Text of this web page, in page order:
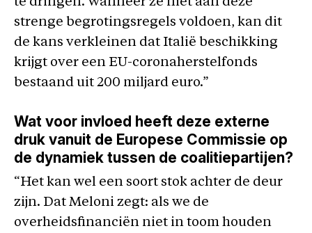
strenge begrotingsregels voldoen, kan dit
de kans verkleinen dat Italië beschikking
krijgt over een EU-coronaherstelfonds
bestaand uit 200 miljard euro.”
Wat voor invloed heeft deze externe
druk vanuit de Europese Commissie op
de dynamiek tussen de coalitiepartijen?
“Het kan wel een soort stok achter de deur
zijn. Dat Meloni zegt: als we de
overheidsfinanciën niet in toom houden